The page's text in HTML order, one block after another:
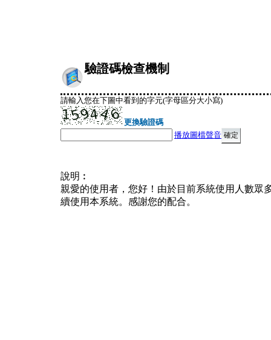
驗證碼檢查機制
請輸入您在下圖中看到的字元(字母區分大小寫)
更換驗證碼
播放圖檔聲音
說明︰
親愛的使用者，您好！由於目前系統使用人數眾
續使用本系統。感謝您的配合。